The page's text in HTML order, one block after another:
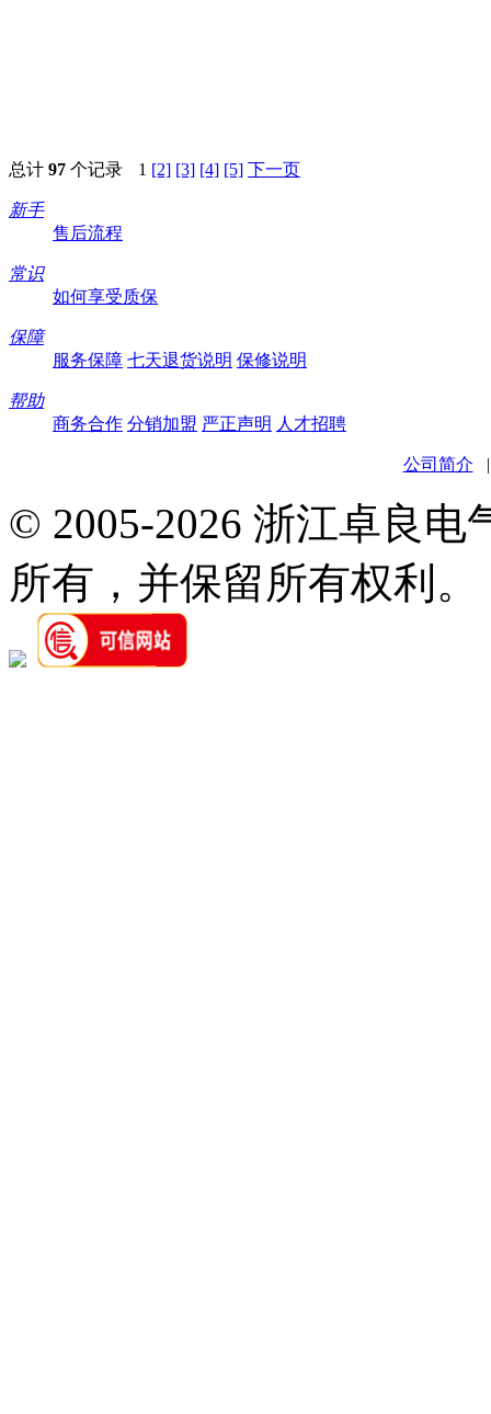
总计 97 个记录 1 [2] [3] [4] [5] 下一页
新手
售后流程
常识
如何享受质保
保障
服务保障 七天退货说明 保修说明
帮助
商务合作 分销加盟 严正声明 人才招聘
公司简介
© 2005-2026 浙江卓良
所有，并保留所有权利。